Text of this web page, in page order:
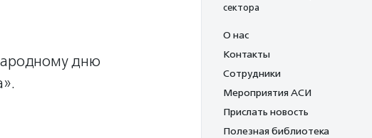
дню
сектора
О нас
Контакты
Сотрудники
Мероприятия АСИ
Прислать новость
Полезная библиотека